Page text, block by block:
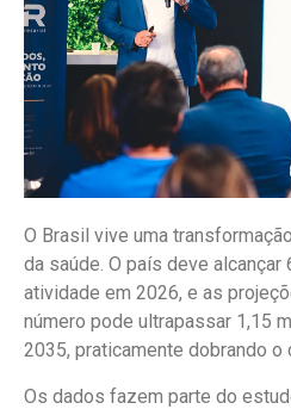
O Brasil vive uma
da saúde. O país deve
atividade em 2026, e as
número pode ultrapassar 1,15
2035, praticamente dobrando o
Os dados fazem parte do